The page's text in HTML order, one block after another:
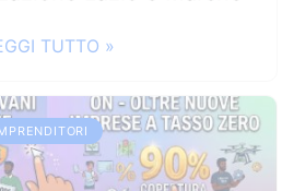
TUTTO »